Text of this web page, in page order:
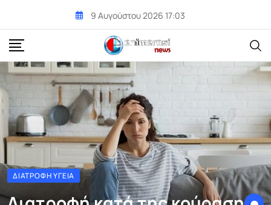
content
9 Αυγούστου 2026 17:03
ΔΙΑΤΡΟΦΉ ΥΓΕΊΑ